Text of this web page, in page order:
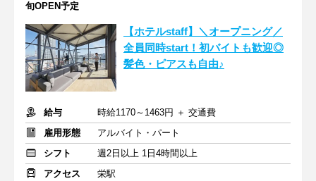
旬OPEN予定
【ホテルstaff】＼オープニング／
全員同時start！初バイトも歓迎◎
髪色・ピアスも自由♪
給与
時給1170～1463円 ＋ 交通費
雇用形態
アルバイト・パート
シフト
週2日以上 1日4時間以上
アクセス
栄駅